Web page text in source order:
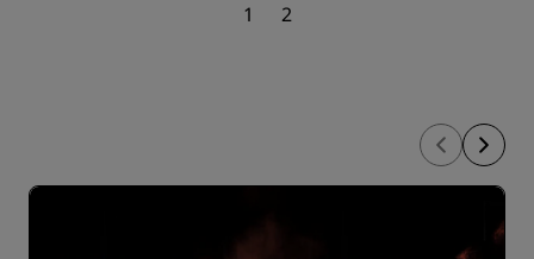
1 2